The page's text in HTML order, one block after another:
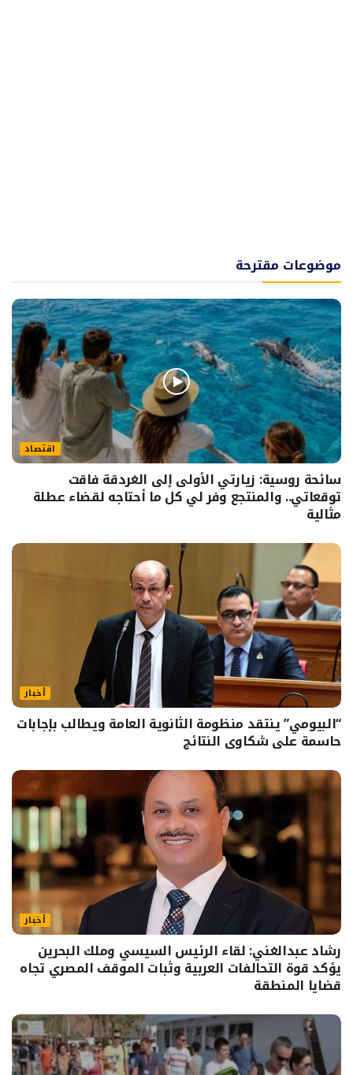
موضوعات مقترحة
اقتصاد
سائحة روسية: زيارتي الأولى إلى الغردقة فاقت
توقعاتي.. والمنتجع وفر لي كل ما أحتاجه لقضاء عطلة
مثالية
أخبار
“البيومي” ينتقد منظومة الثانوية العامة ويطالب بإجابات
حاسمة على شكاوى النتائج
أخبار
رشاد عبدالغني: لقاء الرئيس السيسي وملك البحرين
يؤكد قوة التحالفات العربية وثبات الموقف المصري تجاه
قضايا المنطقة